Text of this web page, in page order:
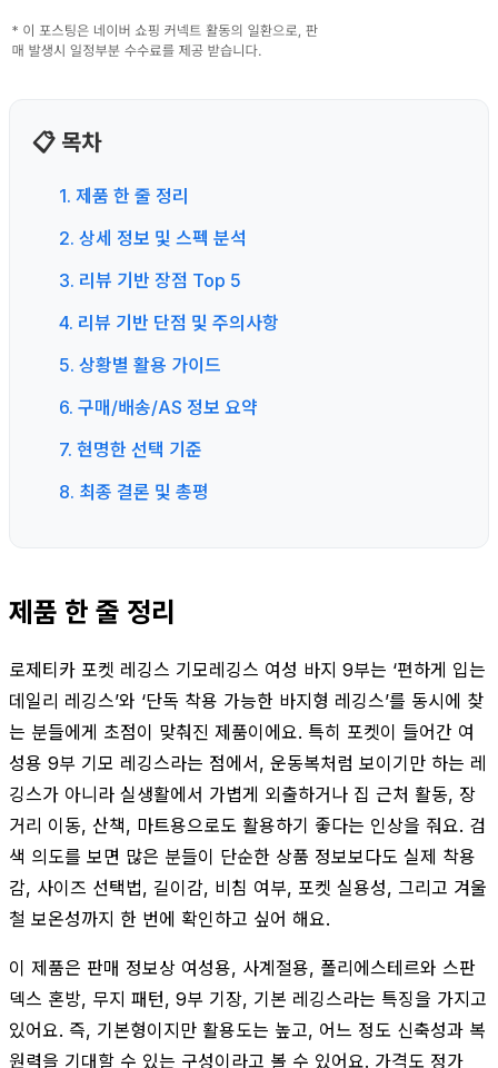
📋 목차
1. 제품 한 줄 정리
2. 상세 정보 및 스펙 분석
3. 리뷰 기반 장점 Top 5
4. 리뷰 기반 단점 및 주의사항
5. 상황별 활용 가이드
6. 구매/배송/AS 정보 요약
7. 현명한 선택 기준
8. 최종 결론 및 총평
제품 한 줄 정리
로제티카 포켓 레깅스 기모레깅스 여성 바지 9부는 ‘편하게 입는
데일리 레깅스’와 ‘단독 착용 가능한 바지형 레깅스’를 동시에 찾
는 분들에게 초점이 맞춰진 제품이에요. 특히 포켓이 들어간 여
성용 9부 기모 레깅스라는 점에서, 운동복처럼 보이기만 하는 레
깅스가 아니라 실생활에서 가볍게 외출하거나 집 근처 활동, 장
거리 이동, 산책, 마트용으로도 활용하기 좋다는 인상을 줘요. 검
색 의도를 보면 많은 분들이 단순한 상품 정보보다도 실제 착용
감, 사이즈 선택법, 길이감, 비침 여부, 포켓 실용성, 그리고 겨울
철 보온성까지 한 번에 확인하고 싶어 해요.
이 제품은 판매 정보상 여성용, 사계절용, 폴리에스테르와 스판
덱스 혼방, 무지 패턴, 9부 기장, 기본 레깅스라는 특징을 가지고
있어요. 즉, 기본형이지만 활용도는 높고, 어느 정도 신축성과 복
원력을 기대할 수 있는 구성이라고 볼 수 있어요. 가격도 정가